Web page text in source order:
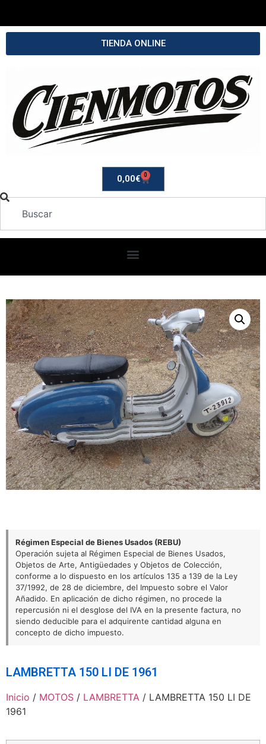
TIENDA ONLINE
0,00€ 0
Régimen Especial de Bienes Usados (REBU)
Operación sujeta al Régimen Especial de Bienes Usados,
Objetos de Arte, Antigüedades y Objetos de Colección,
conforme a lo dispuesto en los artículos 135 a 139 de la Ley
37/1992, de 28 de diciembre, del Impuesto sobre el Valor
Añadido. En aplicación de dicho régimen, no procede la
repercusión ni el desglose del IVA en la presente factura, no
siendo deducible para el adquirente cantidad alguna en
concepto de dicho impuesto.
LAMBRETTA 150 LI DE 1961
Inicio / MOTOS / LAMBRETTA / LAMBRETTA 150 LI DE
1961